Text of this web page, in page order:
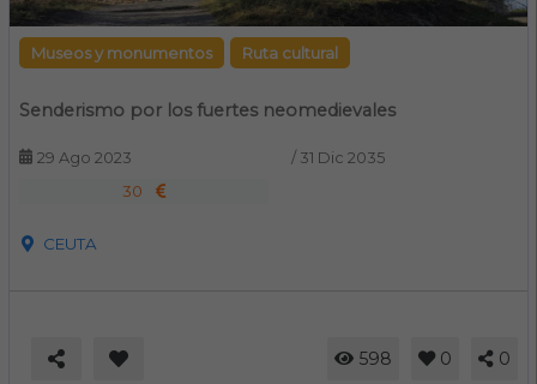
Museos y monumentos Ruta cultural
Senderismo por los fuertes neomedievales
29 Ago 2023 / 31 Dic 2035
30
CEUTA
598 0 0